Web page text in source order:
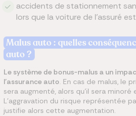
accidents de stationnement
lors que la voiture de l’assuré
Malus auto : quelles
auto ?
Le système de bonus-malus a un
l’assurance auto. En cas de malus, le
sera augmenté, alors qu’il sera minoré
L’aggravation du risque représentée
justifie alors cette augmentation.